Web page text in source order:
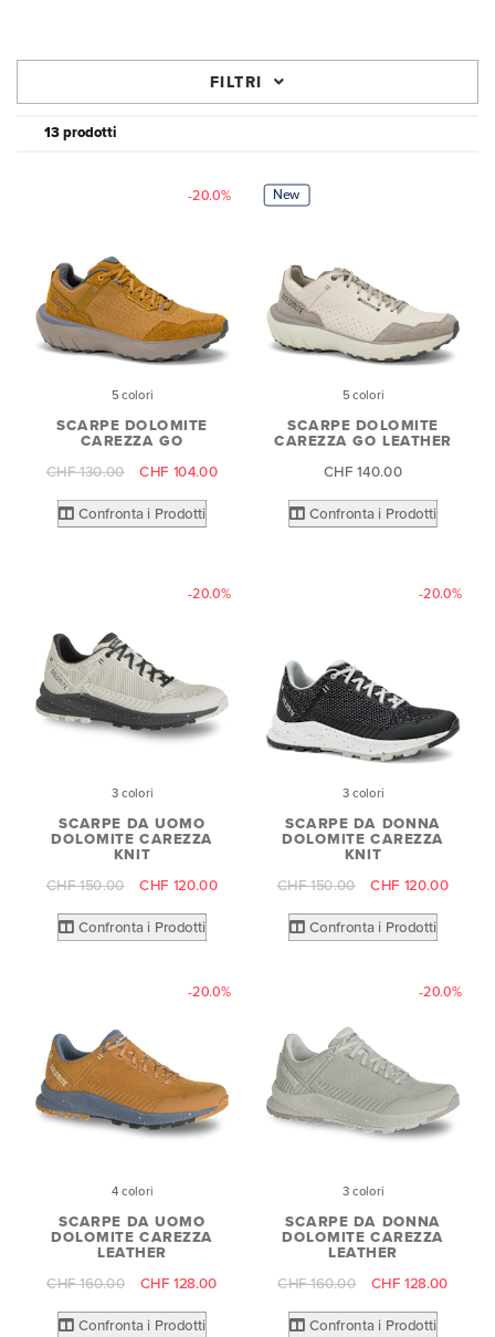
FILTRI
13 prodotti
-20.0%
5 colori
SCARPE DOLOMITE
CAREZZA GO
CHF 130.00 CHF 104.00
Confronta i Prodotti
New
5 colori
SCARPE DOLOMITE
CAREZZA GO LEATHER
CHF 140.00
Confronta i Prodotti
-20.0%
3 colori
SCARPE DA UOMO
DOLOMITE CAREZZA
KNIT
CHF 150.00
CHF 120.00
Confronta i Prodotti
-20.0%
3 colori
SCARPE DA DONNA
DOLOMITE CAREZZA
KNIT
CHF 150.00
CHF 120.00
Confronta i Prodotti
-20.0%
4 colori
SCARPE DA UOMO
DOLOMITE CAREZZA
LEATHER
CHF 160.00
CHF 128.00
Confronta i Prodotti
-20.0%
3 colori
SCARPE DA DONNA
DOLOMITE CAREZZA
LEATHER
CHF 160.00
CHF 128.00
Confronta i Prodotti